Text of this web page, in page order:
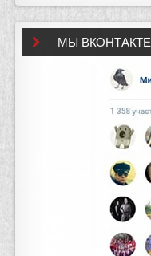
МЫ ВКОНТАКТЕ